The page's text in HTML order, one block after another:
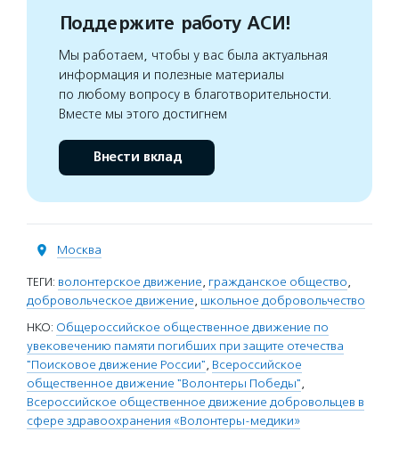
Поддержите работу АСИ!
Мы работаем, чтобы у вас была актуальная
информация и полезные материалы
по любому вопросу в благотворительности.
Вместе мы этого достигнем
Внести вклад
Москва
ТЕГИ: волонтерское движение, гражданское общество,
добровольческое движение, школьное добровольчество
НКО: Общероссийское общественное движение по
увековечению памяти погибших при защите отечества
"Поисковое движение России", Всероссийское
общественное движение "Волонтеры Победы",
Всероссийское общественное движение добровольцев в
сфере здравоохранения «Волонтеры-медики»